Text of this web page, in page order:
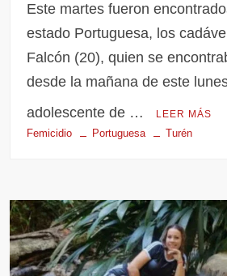
Este martes fueron
estado Portuguesa, los
Falcón (20), quien se
desde la mañana de este
adolescente de …
LEER MÁS
Femicidio Portuguesa Turén